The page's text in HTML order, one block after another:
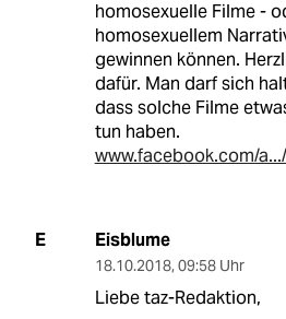
homosexuelle Filme -
homosexuellem
gewinnen können.
dafür. Man darf sich
dass solche Filme
tun haben.
www.facebook.com/
E Eisblume
18.10.2018, 09:58 Uhr
Liebe taz-Redaktion,